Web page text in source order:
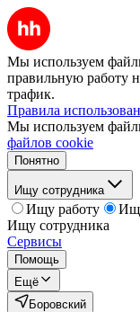
Мы используем
правильную работу
трафик.
Правила
Мы используем
файлов cookie
Понятно
Ищу сотрудника
Ищу работу
Ищу сотрудника
Сервисы
Помощь
Ещё
Боровский